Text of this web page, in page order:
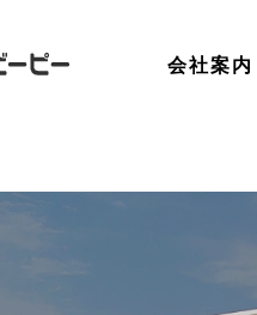
会社案内